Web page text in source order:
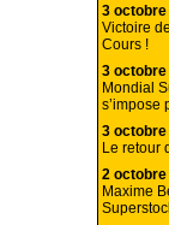
3 octobre
Victoire
Cours !
3 octobre
Mondial
s’impose
3 octobre
Le retour
2 octobre
Maxime